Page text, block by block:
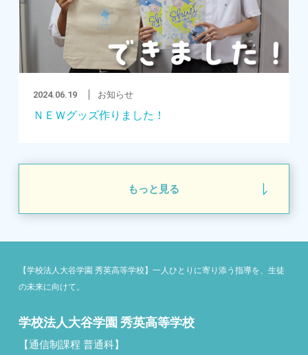
2024.06.19 お知らせ
ＮＥＷグッズ作りました！
もっと見る
【学校法人大谷学園 秀英高等学校】一人ひとりに寄り添う指導を、生徒
の未来に向けて。
学校法人大谷学園 秀英高等学校
【通信制課程 普通科】